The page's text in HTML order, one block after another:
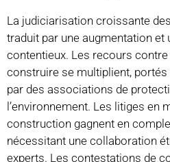
La judiciarisation croissante
traduit par une augmentation et
contentieux. Les recours
construire se multiplient,
par des associations de
l’environnement. Les litiges en
construction gagnent en
nécessitant une collaboration
experts. Les contestations de